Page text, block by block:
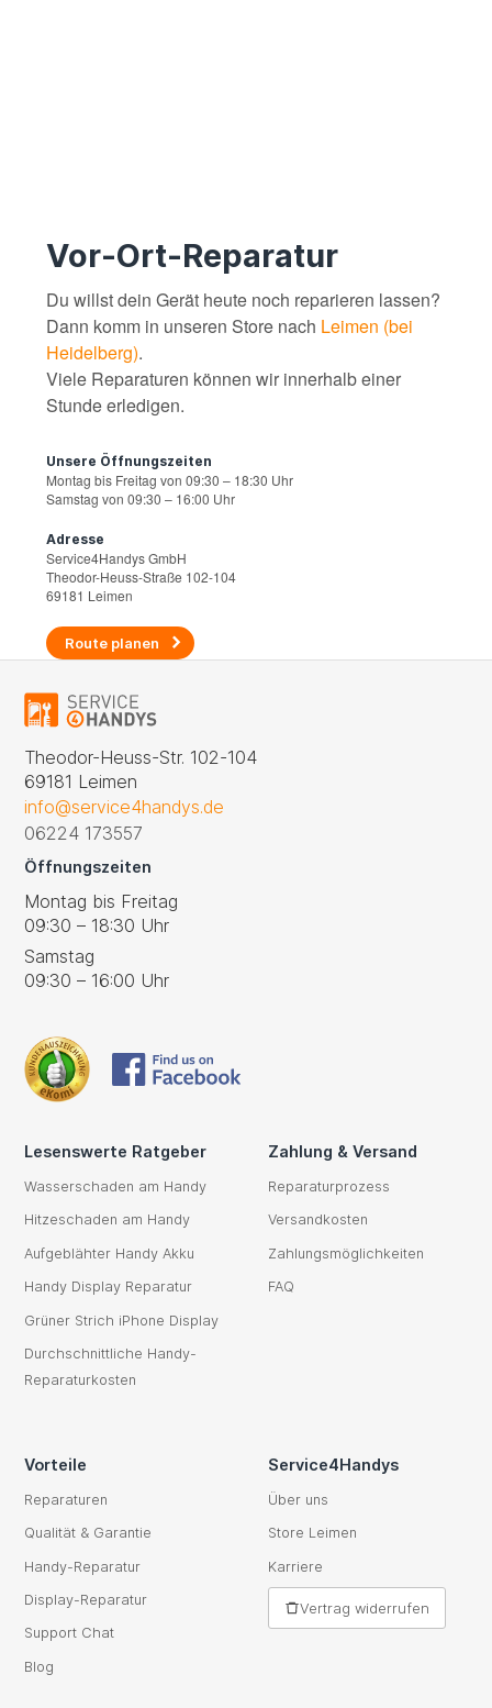
Vor-Ort-Reparatur
Du willst dein Gerät heute noch reparieren lassen?
Dann komm in unseren Store nach Leimen (bei
Heidelberg).
Viele Reparaturen können wir innerhalb einer
Stunde erledigen.
Unsere Öffnungszeiten
Montag bis Freitag von 09:30 – 18:30 Uhr
Samstag von 09:30 – 16:00 Uhr
Adresse
Service4Handys GmbH
Theodor-Heuss-Straße 102-104
69181 Leimen
Route planen
Theodor-Heuss-Str. 102-104
69181 Leimen
info@service4handys.de
06224 173557
Öffnungszeiten
Montag bis Freitag
09:30 – 18:30 Uhr
Samstag
09:30 – 16:00 Uhr
Lesenswerte Ratgeber
Wasserschaden am Handy
Hitzeschaden am Handy
Aufgeblähter Handy Akku
Handy Display Reparatur
Grüner Strich iPhone Display
Durchschnittliche Handy-
Reparaturkosten
Zahlung & Versand
Reparaturprozess
Versandkosten
Zahlungsmöglichkeiten
FAQ
Vorteile
Reparaturen
Qualität & Garantie
Handy-Reparatur
Display-Reparatur
Support Chat
Blog
Service4Handys
Über uns
Store Leimen
Karriere
Vertrag widerrufen